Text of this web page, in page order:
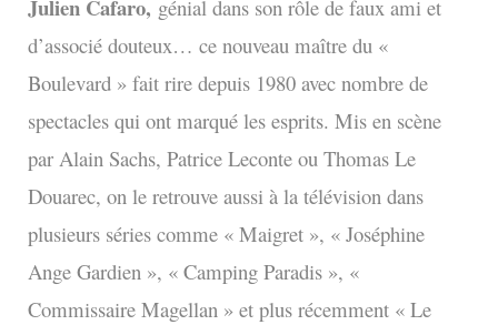
Julien Cafaro, génial dans son rôle de faux ami et
d’associé douteux… ce nouveau maître du «
Boulevard » fait rire depuis 1980 avec nombre de
spectacles qui ont marqué les esprits. Mis en scène
par Alain Sachs, Patrice Leconte ou Thomas Le
Douarec, on le retrouve aussi à la télévision dans
plusieurs séries comme « Maigret », « Joséphine
Ange Gardien », « Camping Paradis », «
Commissaire Magellan » et plus récemment « Le